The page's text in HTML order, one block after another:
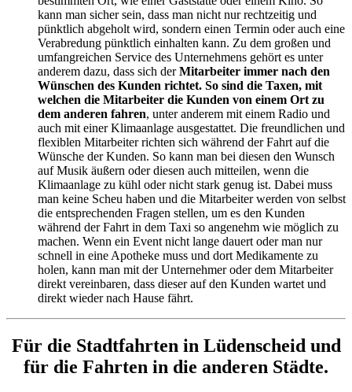
kann man sicher sein, dass man nicht nur rechtzeitig und
pünktlich abgeholt wird, sondern einen Termin oder auch eine
Verabredung pünktlich einhalten kann. Zu dem großen und
umfangreichen Service des Unternehmens gehört es unter
anderem dazu, dass sich derMitarbeiter immer nach den
Wünschen des Kunden richtet. So sind die Taxen, mit
welchen die Mitarbeiter die Kunden von einem Ort zu
dem anderen fahren, unter anderem mit einem Radio und
auch mit einer Klimaanlage ausgestattet. Die freundlichen und
flexiblen Mitarbeiter richten sich während der Fahrt auf die
Wünsche der Kunden. So kann man bei diesen den Wunsch
auf Musik äußern oder diesen auch mitteilen, wenn die
Klimaanlage zu kühl oder nicht stark genug ist. Dabei muss
man keine Scheu haben und die Mitarbeiter werden von selbst
die entsprechenden Fragen stellen, um es den Kunden
während der Fahrt in dem Taxi so angenehm wie möglich zu
machen. Wenn ein Event nicht lange dauert oder man nur
schnell in eine Apotheke muss und dort Medikamente zu
holen, kann man mit der Unternehmer oder dem Mitarbeiter
direkt vereinbaren, dass dieser auf den Kunden wartet und
direkt wieder nach Hause fährt.
Für die Stadtfahrten in Lüdenscheid und
für die Fahrten in die anderen Städte.